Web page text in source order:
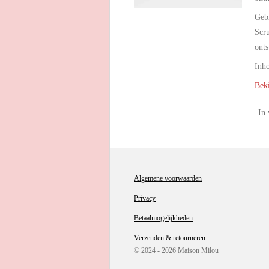
In
Algemene voorwaarden
Privacy
Betaalmogelijkheden
Verzenden & retourneren
© 2024 - 2026 Maison Milou